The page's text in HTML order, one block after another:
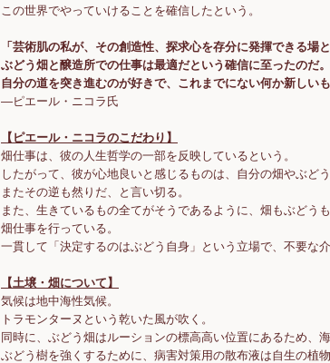
この世界でやっていけることを確信したという。
「芸術肌の私が、その創造性、探求心を存分に発揮できる場と
ぶどう畑と醸造所での仕事は最適だという確信に至ったのだ。
自分の道を突き進むのが好きで、これまでにない何か新しい
―ピエール・ニコラ氏
【ピエール・ニコラのこだわり】
畑仕事は、彼の人生哲学の一部を反映しているという。
したがって、彼が心地良いと感じるものは、自分の畑やぶど
またその逆も然りだ、と言い切る。
また、生きているもの全てがそうであるように、畑もぶどう
畑仕事を行っている。
一貫して「決定するのはぶどう自身」という立場で、不要な
【土壌・畑について】
気候は地中海性気候。
トラモンターヌという乾いた風が吹く。
同時に、ぶどう畑はルーションの標高高い位置にあるため、
ぶどう樹を強くするために、病害対策用の散布液は自生の植物